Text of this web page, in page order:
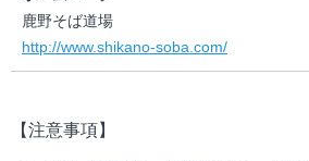
鹿野そば道場
http://www.shikano-soba.com/
【注意事項】